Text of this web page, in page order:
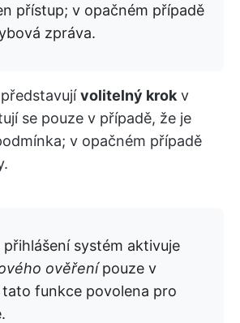
přístup; v opačném případě
zpráva.
představujívolitelný krok v
se pouze v případě, že je
v opačném případě
přihlášení systém aktivuje
ověřenípouze v
tato funkce povolena pro